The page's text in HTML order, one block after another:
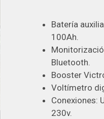
Batería
100Ah.
Bluetooth.
Booster
Voltímetro
Conexiones:
230v.